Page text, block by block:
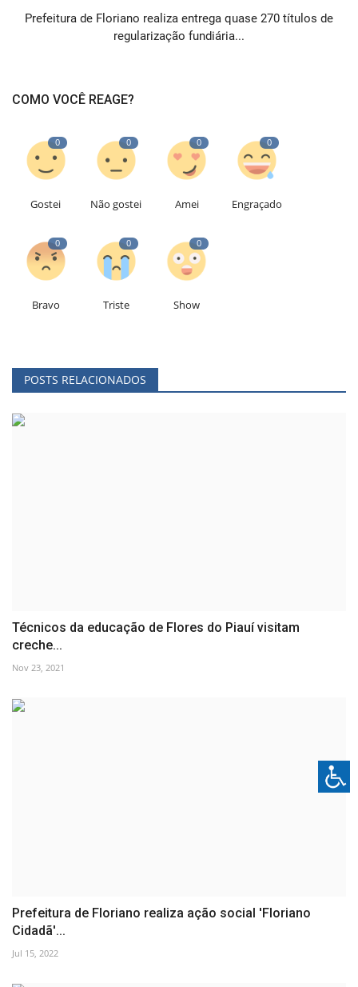
Prefeitura de Floriano realiza entrega quase 270 títulos de
regularização fundiária...
COMO VOCÊ REAGE?
0
Gostei
0
Não gostei
0
Amei
0
Engraçado
0
Bravo
0
Triste
0
Show
POSTS RELACIONADOS
Técnicos da educação de Flores do Piauí visitam
creche...
Nov 23, 2021
Prefeitura de Floriano realiza ação social 'Floriano
Cidadã'...
Jul 15, 2022